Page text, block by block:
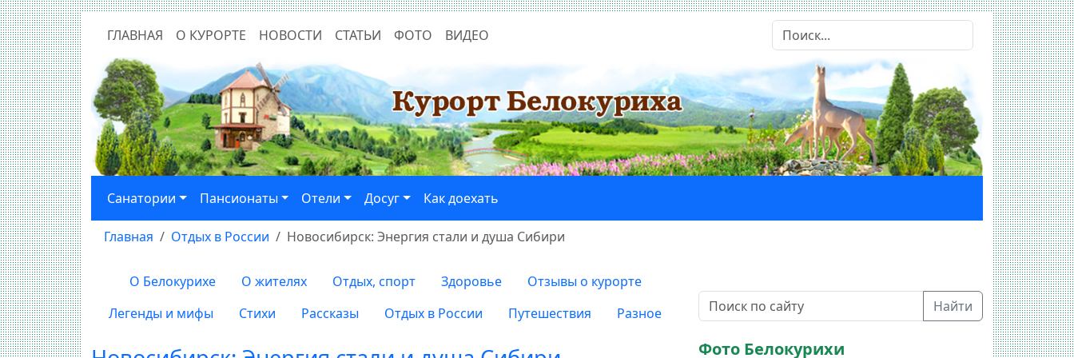
ГЛАВНАЯ О КУРОРТЕ НОВОСТИ СТАТЬИ ФОТО ВИДЕО
Санатории Пансионаты Отели Досуг Как доехать
Главная Отдых в России Новосибирск: Энергия стали и душа Сибири
О Белокурихе О жителях Отдых, спорт Здоровье
Отзывы о курорте
Легенды и мифы
Стихи Рассказы Отдых в России Путешествия Разное Найти
Фото Белокурихи